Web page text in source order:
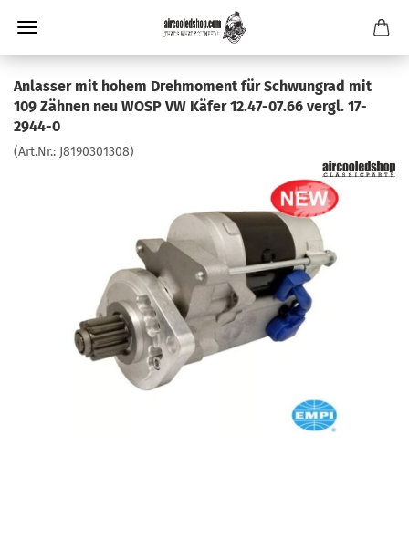
Anlasser mit hohem Drehmoment für Schwungrad mit
109 Zähnen neu WOSP VW Käfer 12.47-07.66 vergl. 17-
2944-0
(Art.Nr.: J8190301308)